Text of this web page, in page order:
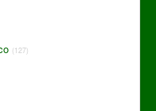
(127)